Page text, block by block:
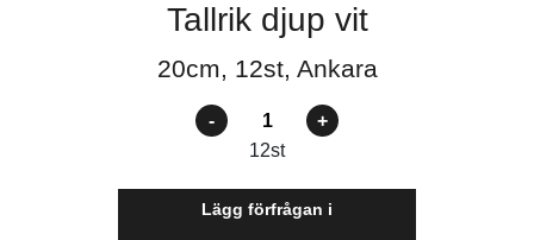
Tallrik djup vit
20cm, 12st, Ankara
Antal
12st
Lägg förfrågan i